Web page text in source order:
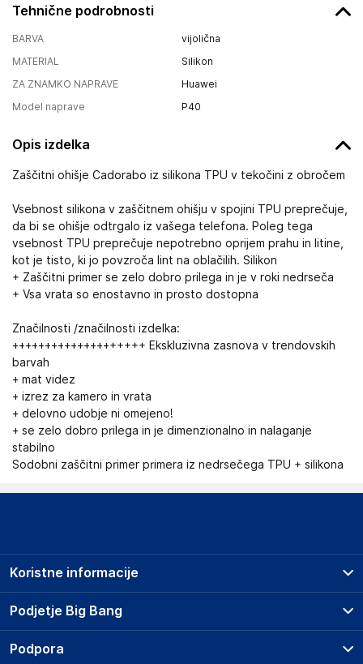
Tehnične podrobnosti
BARVA
vijolična
MATERIAL
Silikon
ZA ZNAMKO NAPRAVE
Huawei
Model naprave
P40
Opis izdelka
Zaščitni ohišje Cadorabo iz silikona TPU v tekočini z obročem
Vsebnost silikona v zaščitnem ohišju v spojini TPU preprečuje,
da bi se ohišje odtrgalo iz vašega telefona. Poleg tega
vsebnost TPU preprečuje nepotrebno oprijem prahu in litine,
kot je tisto, ki jo povzroča lint na oblačilih. Silikon
+ Zaščitni primer se zelo dobro prilega in je v roki nedrseča
+ Vsa vrata so enostavno in prosto dostopna
Značilnosti /značilnosti izdelka:
++++++++++++++++++++ Ekskluzivna zasnova v trendovskih
barvah
+ mat videz
+ izrez za kamero in vrata
+ delovno udobje ni omejeno!
+ se zelo dobro prilega in je dimenzionalno in nalaganje
stabilno
Sodobni zaščitni primer primera iz nedrsečega TPU + silikona
Podjetje Big Bang
O podjetju
Koristne informacije
Prodajna mesta
Storitve
Podpora